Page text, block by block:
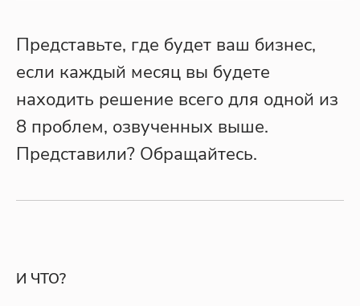
Представьте, где будет ваш бизнес,
если каждый месяц вы будете
находить решение всего для одной из
8 проблем, озвученных выше.
Представили? Обращайтесь.
И ЧТО?